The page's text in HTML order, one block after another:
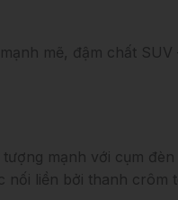
mẽ, đậm chất
mạnh với cụm
liền bởi thanh